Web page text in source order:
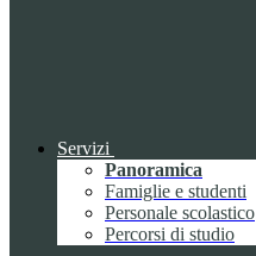
Servizi
Panoramica
Famiglie e studenti
Personale scolastico
Percorsi di studio